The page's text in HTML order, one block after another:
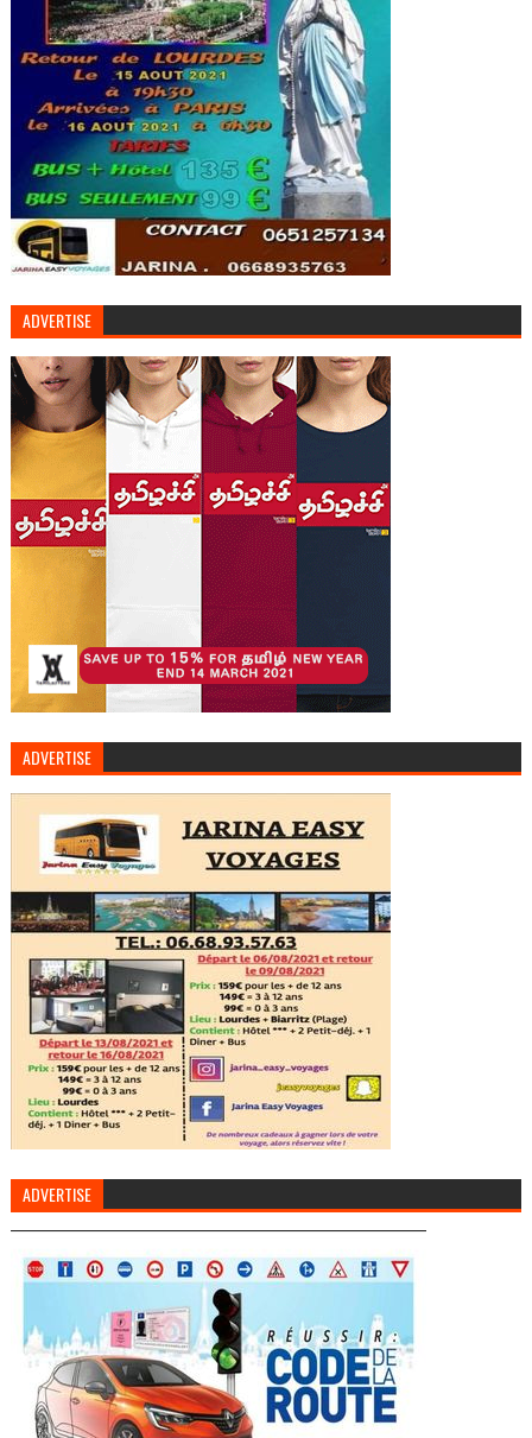
ADVERTISE
ADVERTISE
ADVERTISE